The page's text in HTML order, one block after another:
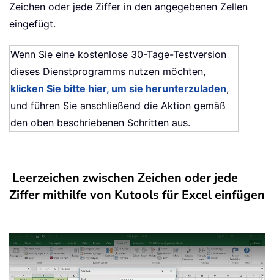
Zeichen oder jede Ziffer in den angegebenen Zellen
eingefügt.
Wenn Sie eine kostenlose 30-Tage-Testversion
dieses Dienstprogramms nutzen möchten,
klicken Sie bitte hier, um sie herunterzuladen,
und führen Sie anschließend die Aktion gemäß
den oben beschriebenen Schritten aus.
Leerzeichen zwischen Zeichen oder jede
Ziffer mithilfe von Kutools für Excel einfügen